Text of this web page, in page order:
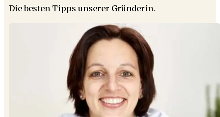
Die besten Tipps unserer Gründerin.